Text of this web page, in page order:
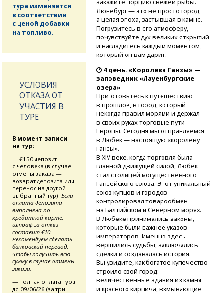
закажите порцию свежей рыбы.
Люнебург — это не просто город,
а целая эпоха, застывшая в камне.
Погрузитесь в его атмосферу,
почувствуйте дух великих открытий
и насладитесь каждым моментом,
который он вам дарит.
4 день. «Королева Ганзы» —
заповедник «Лауенбургские
озера»
Приготовьтесь к путешествию
в прошлое, в город, который
некогда правил морями и держал
в своих руках торговые пути
Европы. Сегодня мы отправляемся
в Любек — настоящую «королеву
Ганзы».
В XIV веке, когда торговля была
главной движущей силой, Любек
стал столицей могущественного
Ганзейского союза. Этот уникальный
союз купцов и городов
контролировал товарообмен
на Балтийском и Северном морях.
В Любеке принимались законы,
которые были важнее указов
императоров. Именно здесь
вершились судьбы, заключались
сделки и создавалась история.
Вы увидите, как богатое купечество
строило свой город:
величественные здания из камня
и красного кирпича, взмывающие
тура изменяется
в соответствии
с ценой добавки
на топливо.
УСЛОВИЯ
ОТКАЗА ОТ
УЧАСТИЯ В
ТУРЕ
В момент записи
на тур:
— €150 депозит
с человека (в случае
отмены заказа —
возврат депозита или
перенос на другой
выбранный тур). Если
оплата депозита
выполнена по
кредитной карте,
штраф за отказ
составит €10.
Рекомендуем сделать
банковский перевод,
чтобы получить всю
сумму в случае отмены
заказа.
— полная оплата тура
до 09/06/26 (за три